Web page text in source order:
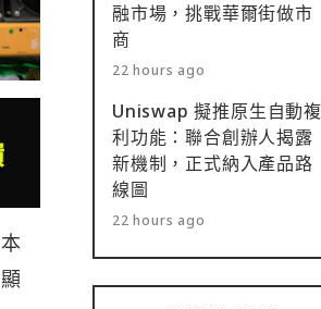
融市場，挑戰華爾街做市
商
22 hours ago
Uniswap 擬推原生自動複
利功能：聯合創辦人揭露
新機制，正式納入產品路
線圖
22 hours ago